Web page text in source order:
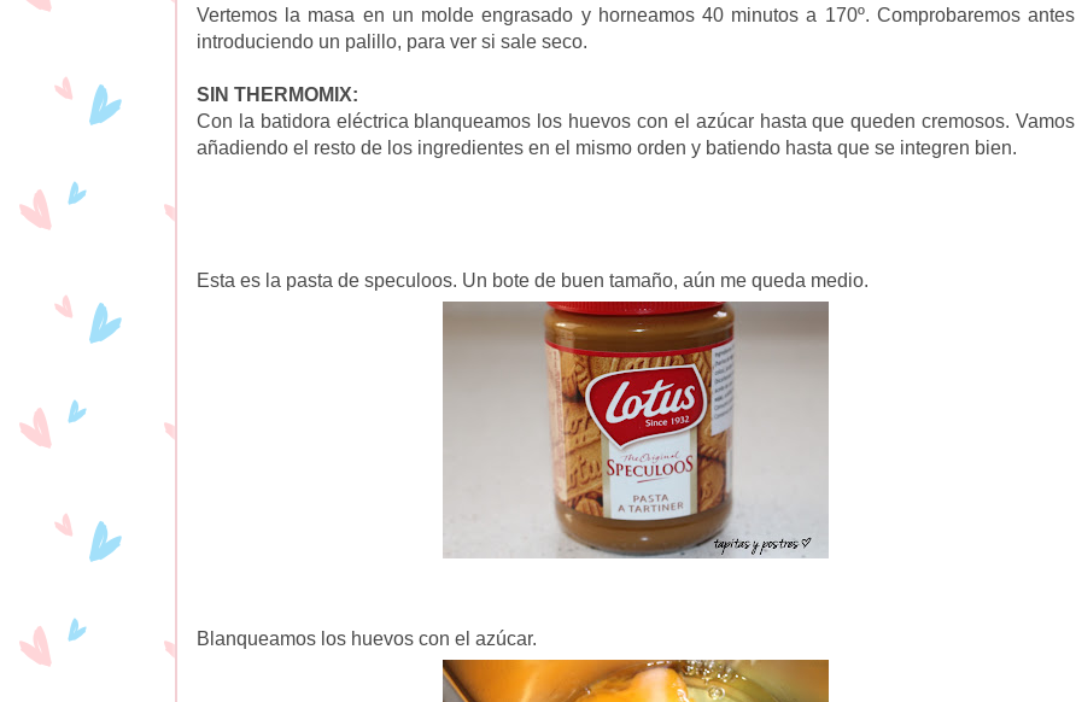
Vertemos la masa en un molde engrasado y horneamos 40 minutos a 170º. Comprobaremos antes
introduciendo un palillo, para ver si sale seco.
SIN THERMOMIX:
Con la batidora eléctrica blanqueamos los huevos con el azúcar hasta que queden cremosos. Vamos
añadiendo el resto de los ingredientes en el mismo orden y batiendo hasta que se integren bien.
Esta es la pasta de speculoos. Un bote de buen tamaño, aún me queda medio.
Blanqueamos los huevos con el azúcar.